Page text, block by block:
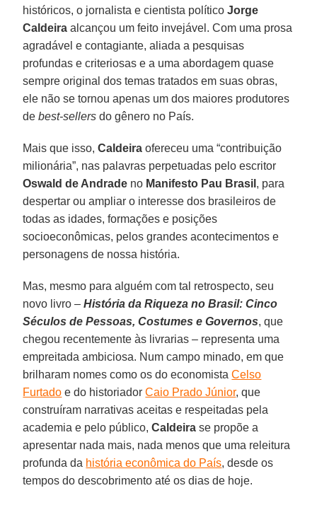
históricos, o jornalista e cientista políticoJorge
Caldeira alcançou um feito invejável. Com uma prosa
agradável e contagiante, aliada a pesquisas
profundas e criteriosas e a uma abordagem quase
sempre original dos temas tratados em suas obras,
ele não se tornou apenas um dos maiores produtores
debest-sellers do gênero no País.
Mais que isso,Caldeira ofereceu uma “contribuição
milionária”, nas palavras perpetuadas pelo escritor
Oswald de Andrade no Manifesto Pau Brasil , para
despertar ou ampliar o interesse dos brasileiros de
todas as idades, formações e posições
socioeconômicas, pelos grandes acontecimentos e
personagens de nossa história.
Mas, mesmo para alguém com tal retrospecto, seu
novo livro –História da Riqueza no Brasil: Cinco
Séculos de Pessoas, Costumes e Governos, que
chegou recentemente às livrarias – representa uma
empreitada ambiciosa. Num campo minado, em que
brilharam nomes como os do economistaCelso
Furtado e do historiadorCaio Prado Júnior, que
construíram narrativas aceitas e respeitadas pela
academia e pelo público,Caldeira se propõe a
apresentar nada mais, nada menos que uma releitura
profunda da história econômica do País, desde os
tempos do descobrimento até os dias de hoje.